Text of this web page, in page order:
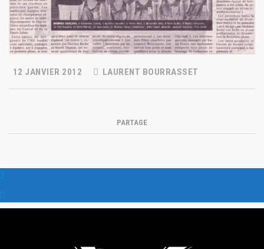
12 JANVIER 2012 LAURENT BOURRASSET
PARTAGE